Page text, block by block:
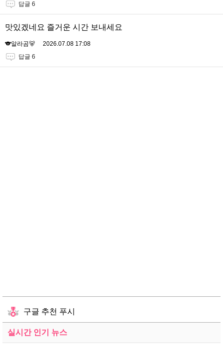
답글 6
맛있겠네요 즐거운 시간 보내세요
🐨알라곰🐻
2026.07.08 17:08
답글 6
구글 추천 푸시
실시간 인기 뉴스